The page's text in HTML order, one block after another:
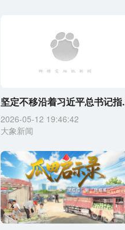
坚定不移沿着习近平总书记指
2026-05-12 19:46:42
大象新闻